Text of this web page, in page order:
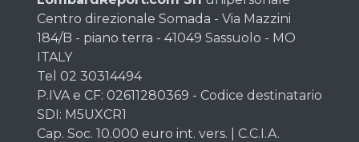
Centro direzionale Somada - Via Mazzini
184/B - piano terra - 41049 Sassuolo - MO
ITALY
Tel 02 30314494
P.IVA e CF: 02611280369 - Codice destinatario
SDI: M5UXCR1
Cap. Soc. 10.000 euro int. vers. | C.C.I.A.